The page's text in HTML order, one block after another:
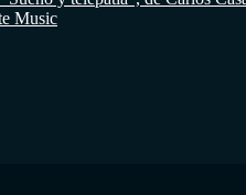
Music